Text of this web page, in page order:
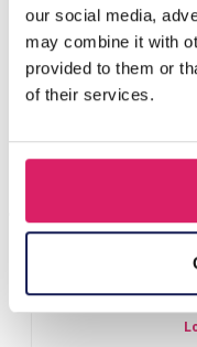
our social media,
may combine it with
provided to them or
of their services.